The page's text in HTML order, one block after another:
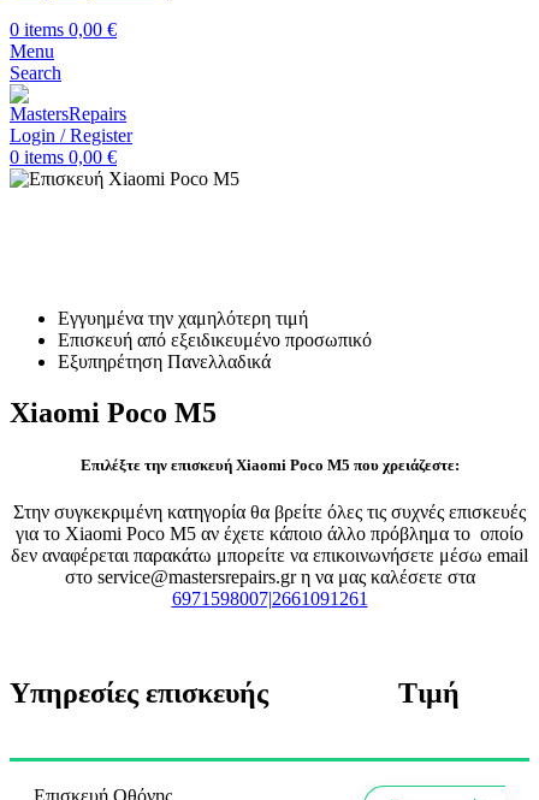
0 items 0,00 €
Menu
Search
Login / Register
0 items 0,00 €
Εγγυημένα την χαμηλότερη τιμή
Επισκευή από εξειδικευμένο προσωπικό
Εξυπηρέτηση Πανελλαδικά
Xiaomi Poco M5
Επιλέξτε την επισκευή Xiaomi Poco M5 που χρειάζεστε:
Στην συγκεκριμένη κατηγορία θα βρείτε όλες τις συχνές επισκευές
για το Xiaomi Poco M5 αν έχετε κάποιο άλλο πρόβλημα το οποίο
δεν αναφέρεται παρακάτω μπορείτε να επικοινωνήσετε μέσω email
στο service@mastersrepairs.gr η να μας καλέσετε στα
6971598007|2661091261
Υπηρεσίες επισκευής Τιμή